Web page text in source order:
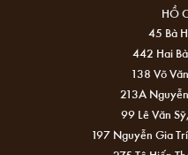
HỒ
45 Bà
442 Hai
138 Võ
213A
99 Lê Văn
197 Nguyễn Gia